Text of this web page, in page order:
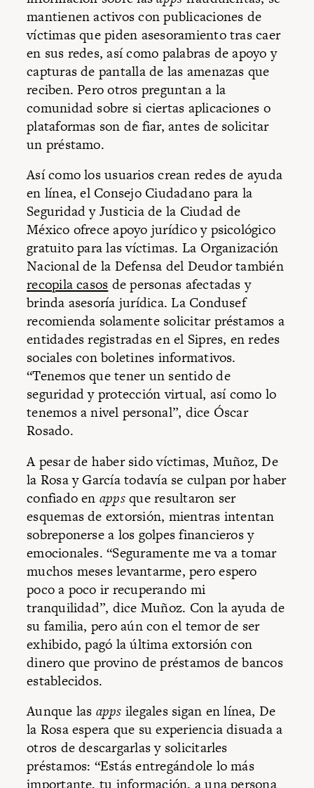
mantienen activos con publicaciones de
víctimas que piden asesoramiento tras caer
en sus redes, así como palabras de apoyo y
capturas de pantalla de las amenazas que
reciben. Pero otros preguntan a la
comunidad sobre si ciertas aplicaciones o
plataformas son de fiar, antes de solicitar
un préstamo.
Así como los usuarios crean redes de ayuda
en línea, el Consejo Ciudadano para la
Seguridad y Justicia de la Ciudad de
México ofrece apoyo jurídico y psicológico
gratuito para las víctimas. La Organización
Nacional de la Defensa del Deudor también
recopila casos de personas afectadas y
brinda asesoría jurídica. La Condusef
recomienda solamente solicitar préstamos a
entidades registradas en el Sipres, en redes
sociales con boletines informativos.
“Tenemos que tener un sentido de
seguridad y protección virtual, así como lo
tenemos a nivel personal”, dice Óscar
Rosado.
A pesar de haber sido víctimas, Muñoz, De
la Rosa y García todavía se culpan por haber
confiado en appsque resultaron ser
esquemas de extorsión, mientras intentan
sobreponerse a los golpes financieros y
emocionales. “Seguramente me va a tomar
muchos meses levantarme, pero espero
poco a poco ir recuperando mi
tranquilidad”, dice Muñoz. Con la ayuda de
su familia, pero aún con el temor de ser
exhibido, pagó la última extorsión con
dinero que provino de préstamos de bancos
establecidos.
Aunque las apps ilegales sigan en línea, De
la Rosa espera que su experiencia disuada a
otros de descargarlas y solicitarles
préstamos: “Estás entregándole lo más